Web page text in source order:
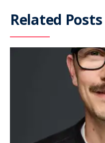
Related Posts